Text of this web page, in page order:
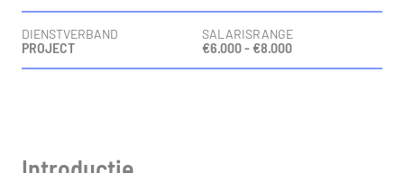
DIENSTVERBAND
PROJECT
SALARISRANGE
€6.000 - €8.000